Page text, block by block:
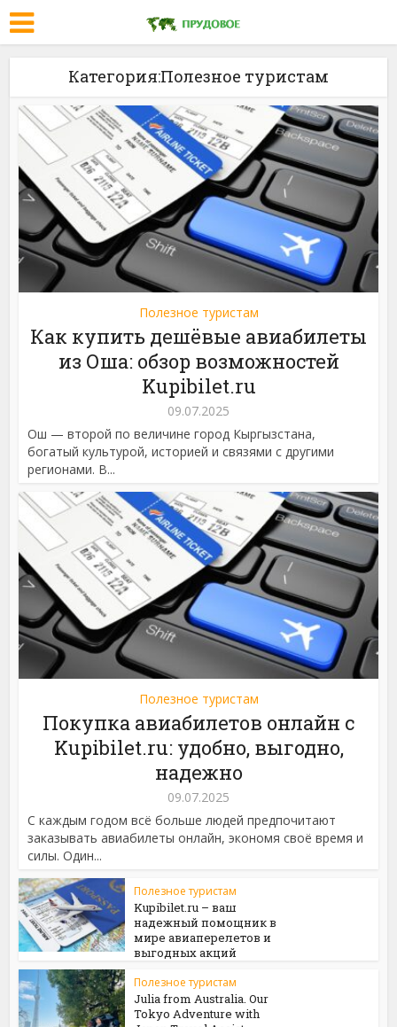
Категория:Полезное туристам
Полезное туристам
Как купить дешёвые авиабилеты
из Оша: обзор возможностей
Kupibilet.ru
09.07.2025
Ош — второй по величине город Кыргызстана,
богатый культурой, историей и связями с другими
регионами. В...
Полезное туристам
Покупка авиабилетов онлайн с
Kupibilet.ru: удобно, выгодно,
надежно
09.07.2025
С каждым годом всё больше людей предпочитают
заказывать авиабилеты онлайн, экономя своё время и
силы. Один...
Полезное туристам
Kupibilet.ru – ваш
надежный помощник в
мире авиаперелетов и
выгодных акций
Полезное туристам
Julia from Australia. Our
Tokyo Adventure with